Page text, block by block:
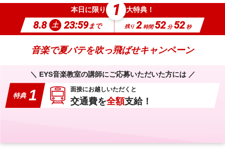
8.8 土 23:59まで
本日に限り 1 大特典！
残り 2 時間 52 分 51 秒
音楽で夏バテを吹っ飛ばせキャンペーン
＼ EYS音楽教室の講師にご応募いただいた方には ／
特典 1 面接にお越しいただくと
交通費を全額支給！